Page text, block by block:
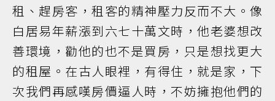
租、趕房客，租客的精神壓力反而不大。像
白居易年薪漲到六七十萬文時，他老婆想改
善環境，勸他的也不是買房，只是想找更大
的租屋。在古人眼裡，有得住，就是家，下
次我們再感嘆房價逼人時，不妨擁抱他們的